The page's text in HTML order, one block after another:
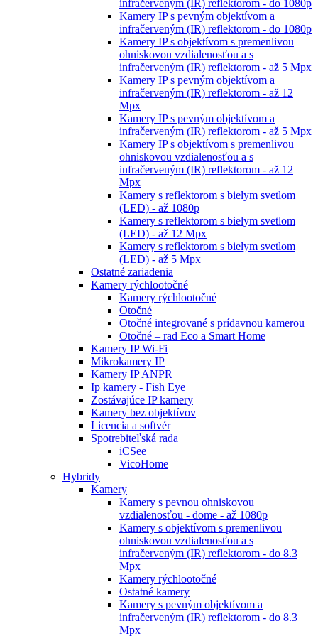
infračerveným (IR) reflektorom - do 1080p
Kamery IP s pevným objektívom a
infračerveným (IR) reflektorom - do 1080p
Kamery IP s objektívom s premenlivou
ohniskovou vzdialenosťou a s
infračerveným (IR) reflektorom - až 5 Mpx
Kamery IP s pevným objektívom a
infračerveným (IR) reflektorom - až 12
Mpx
Kamery IP s pevným objektívom a
infračerveným (IR) reflektorom - až 5 Mpx
Kamery IP s objektívom s premenlivou
ohniskovou vzdialenosťou a s
infračerveným (IR) reflektorom - až 12
Mpx
Kamery s reflektorom s bielym svetlom
(LED) - až 1080p
Kamery s reflektorom s bielym svetlom
(LED) - až 12 Mpx
Kamery s reflektorom s bielym svetlom
(LED) - až 5 Mpx
Ostatné zariadenia
Kamery rýchlootočné
Kamery rýchlootočné
Otočné
Otočné integrované s prídavnou kamerou
Otočné – rad Eco a Smart Home
Kamery IP Wi-Fi
Mikrokamery IP
Kamery IP ANPR
Ip kamery - Fish Eye
Zostávajúce IP kamery
Kamery bez objektívov
Licencia a softvér
Spotrebiteľská rada
iCSee
VicoHome
Hybridy
Kamery
Kamery s pevnou ohniskovou
vzdialenosťou - dome - až 1080p
Kamery s objektívom s premenlivou
ohniskovou vzdialenosťou a s
infračerveným (IR) reflektorom - do 8.3
Mpx
Kamery rýchlootočné
Ostatné kamery
Kamery s pevným objektívom a
infračerveným (IR) reflektorom - do 8.3
Mpx